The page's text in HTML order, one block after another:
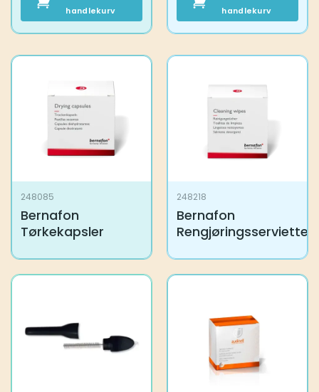
handlekurv
handlekurv
248085
Bernafon
Tørkekapsler
248218
Bernafon
Rengjøringsservietter